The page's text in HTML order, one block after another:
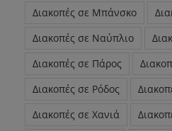
Διακοπές σε Μπάνσκο
Διακοπές σε Ναύπλιο
Διακοπές σε Πάρος
Διακοπές σε Ρόδος
Διακοπές σε Χανιά